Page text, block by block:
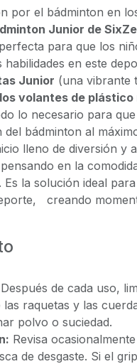
por el bádminton en
Junior de
para que los
en este
Junior (una vibrante
volantes de
lo necesario para
bádminton al
lleno de diversión y
en la
la solución ideal
creando
Después de cada uso,
las raquetas y las
polvo o suciedad.
Revisa
de desgaste. Si el